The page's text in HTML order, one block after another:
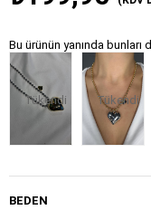
Bu ürünün yanında bunları
Tükendi Tükendi
BEDEN